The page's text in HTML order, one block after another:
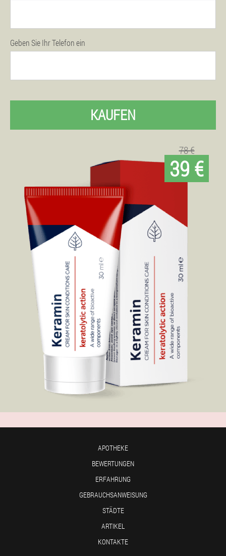
Geben Sie Ihr Telefon ein
KAUFEN
78 €
39 €
APOTHEKE
BEWERTUNGEN
ERFAHRUNG
GEBRAUCHSANWEISUNG
STÄDTE
ARTIKEL
KONTAKTE